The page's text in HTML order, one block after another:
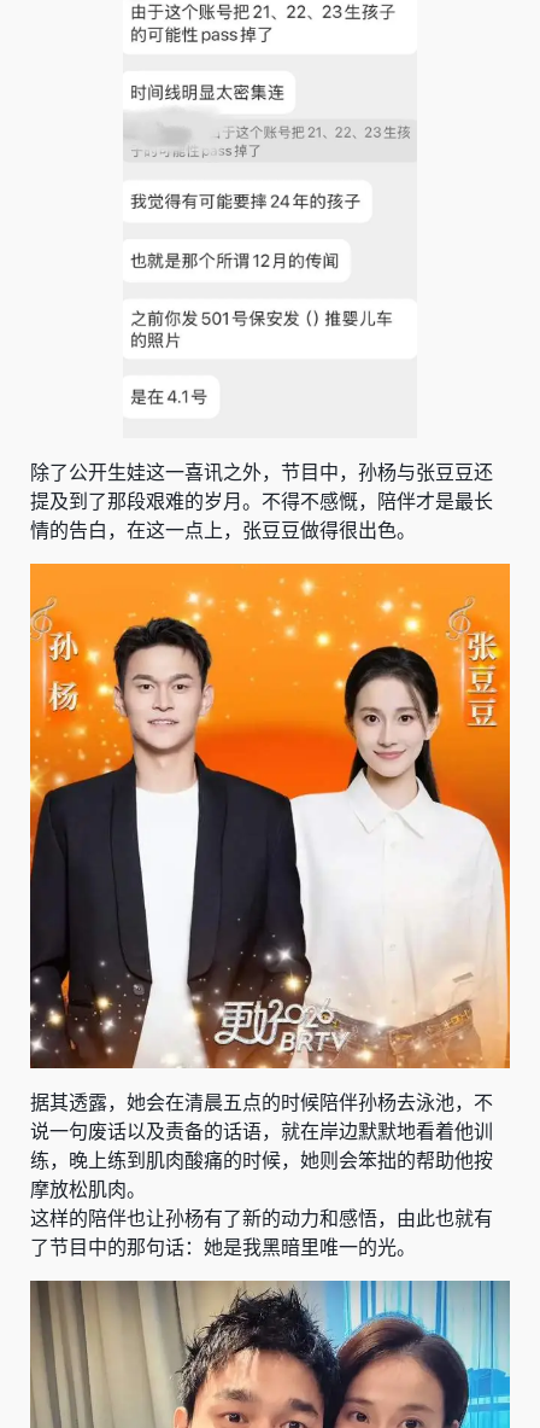
除了公开生娃这一喜讯之外，节目中，孙杨与张豆豆还
提及到了那段艰难的岁月。不得不感慨，陪伴才是最长
情的告白，在这一点上，张豆豆做得很出色。
据其透露，她会在清晨五点的时候陪伴孙杨去泳池，不
说一句废话以及责备的话语，就在岸边默默地看着他训
练，晚上练到肌肉酸痛的时候，她则会笨拙的帮助他按
摩放松肌肉。
这样的陪伴也让孙杨有了新的动力和感悟，由此也就有
了节目中的那句话：她是我黑暗里唯一的光。